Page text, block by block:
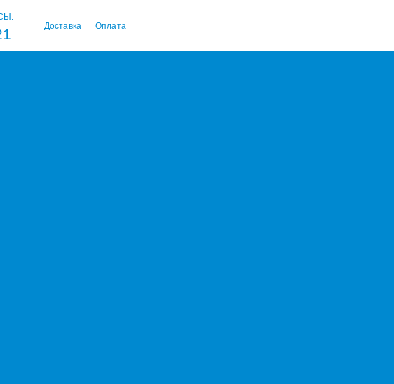
Доставка Оплата